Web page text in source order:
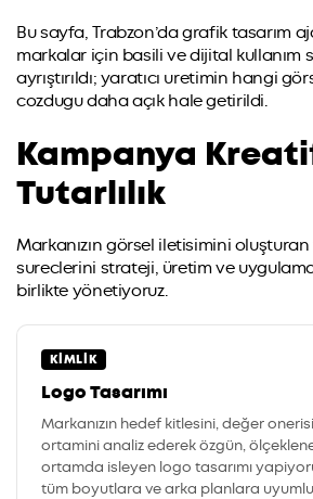
Bu sayfa, Trabzon’da grafik tasarım
markalar için basili ve dijital kullanım
ayrıştırıldı; yaratıcı uretimin hangi
cozdugu daha açık hale getirildi.
Kampanya
Tutarlılık
Markanızın görsel iletisimini
sureclerini strateji, üretim ve
birlikte yönetiyoruz.
KIMLIK
Logo Tasarımı
Markanızın hedef kitlesini, değer
ortamini analiz ederek özgün,
ortamda isleyen logo tasarımı
tüm boyutlara ve arka planlara